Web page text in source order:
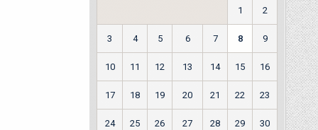
1 2
3 4 5 6 7 8 9
10 11 12 13 14 15 16
17 18 19 20 21 22 23
24 25 26 27 28 29 30